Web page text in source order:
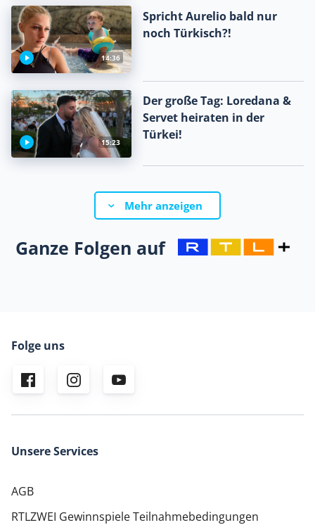
14:36
Spricht Aurelio bald nur
noch Türkisch?!
15:23
Der große Tag: Loredana &
Servet heiraten in der
Türkei!
Mehr anzeigen
Ganze Folgen auf
Folge uns
Unsere Services
AGB
RTLZWEI Gewinnspiele Teilnahmebedingungen